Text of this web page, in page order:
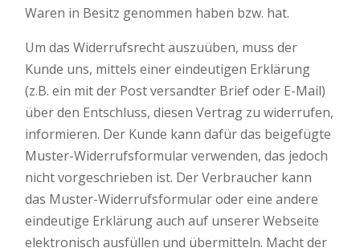
Waren in Besitz genommen haben bzw. hat.
Um das Widerrufsrecht auszuüben, muss der
Kunde uns, mittels einer eindeutigen Erklärung
(z.B. ein mit der Post versandter Brief oder E-Mail)
über den Entschluss, diesen Vertrag zu widerrufen,
informieren. Der Kunde kann dafür das beigefügte
Muster-Widerrufsformular verwenden, das jedoch
nicht vorgeschrieben ist. Der Verbraucher kann
das Muster-Widerrufsformular oder eine andere
eindeutige Erklärung auch auf unserer Webseite
elektronisch ausfüllen und übermitteln. Macht der